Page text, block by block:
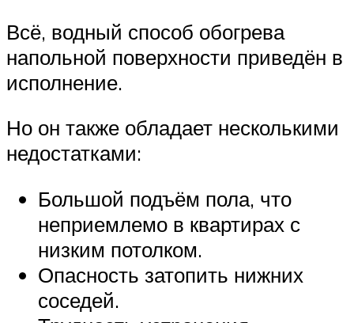
Всё, водный способ обогрева
напольной поверхности приведён в
исполнение.
Но он также обладает несколькими
недостатками:
Большой подъём пола, что
неприемлемо в квартирах с
низким потолком.
Опасность затопить нижних
соседей.